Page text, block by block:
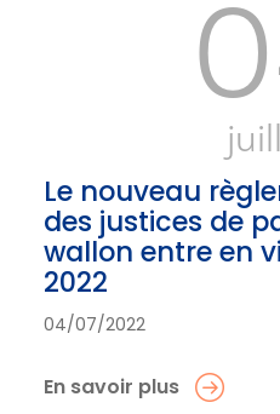
Le nouveau
des justices de
wallon entre en
2022
04/07/2022
En savoir plus